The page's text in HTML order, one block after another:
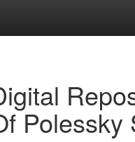
Polessky